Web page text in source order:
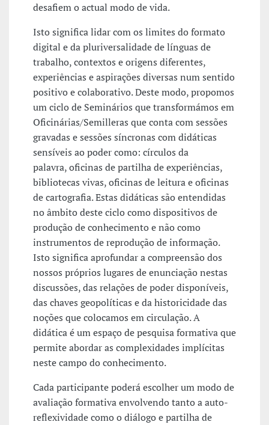
desafiem o actual modo de vida.
Isto significa lidar com os limites do formato
digital e da pluriversalidade de línguas de
trabalho, contextos e origens diferentes,
experiências e aspirações diversas num sentido
positivo e colaborativo. Deste modo, propomos
um ciclo de Seminários que transformámos em
Oficinárias/Semilleras que conta com sessões
gravadas e sessões síncronas com didáticas
sensíveis ao poder como: círculos da
palavra, oficinas de partilha de experiências,
bibliotecas vivas, oficinas de leitura e oficinas
de cartografia. Estas didáticas são entendidas
no âmbito deste ciclo como dispositivos de
produção de conhecimento e não como
instrumentos de reprodução de informação.
Isto significa aprofundar a compreensão dos
nossos próprios lugares de enunciação nestas
discussões, das relações de poder disponíveis,
das chaves geopolíticas e da historicidade das
noções que colocamos em circulação. A
didática é um espaço de pesquisa formativa que
permite abordar as complexidades implícitas
neste campo do conhecimento.
Cada participante poderá escolher um modo de
avaliação formativa envolvendo tanto a auto-
reflexividade como o diálogo e partilha de